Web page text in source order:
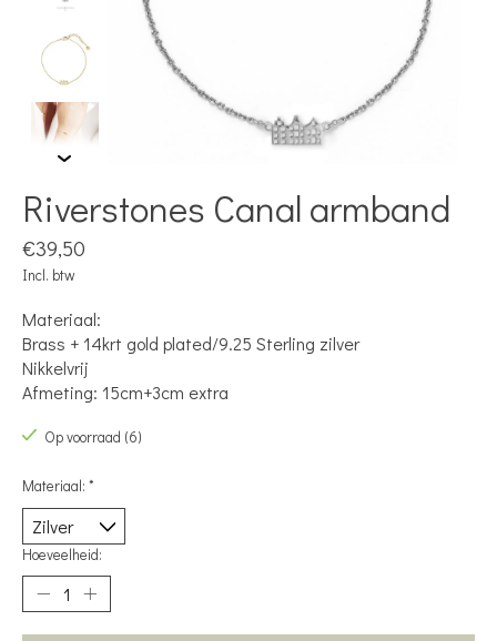
Riverstones Canal armband
€39,50
Incl. btw
Materiaal:
Brass + 14krt gold plated/9.25 Sterling zilver
Nikkelvrij
Afmeting: 15cm+3cm extra
Op voorraad (6)
Materiaal: *
Hoeveelheid: